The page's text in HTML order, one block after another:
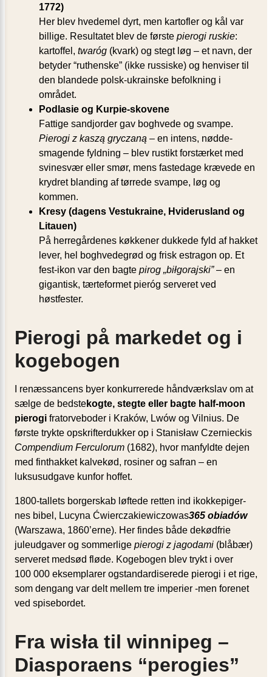
1772)
Her blev hvedemel dyrt, men kartofler og kål var
billige. Resultatet blev de første pierogi ruskie:
kartoffel, twaróg (kvark) og stegt løg – et navn, der
betyder “ruthenske” (ikke russiske) og henviser til
den blandede polsk-ukrainske befolkning i
området.
Podlasie og Kurpie-skovene
Fattige sandjorder gav boghvede og svampe.
Pierogi z kaszą gryczaną – en intens, nødde­
smagende fyldning – blev rustikt forstærket med
svinesvær eller smør, mens fastedage krævede en
krydret blanding af tørrede svampe, løg og
kommen.
Kresy (dagens Vest­ukraine, Hviderusland og
Litauen)
På herregårdenes køkkener dukkede fyld af hakket
lever, hel boghvedegrød og frisk estragon op. Et
fest-ikon var den bagte pirog „biłgorajski”– en
gigantisk, tærteformet pieróg serveret ved
høstfester.
Pierogi på markedet og i
kogebogen
I renæssancens byer konkurrerede håndværkslav om at
sælge de bedstekogte, stegte eller bagte half-moon
pierogi fratorve­boder i Kraków, Lwów og Vilnius. De
første trykte opskrifterdukker op i Stanisław Czernieckis
Compendium Ferculorum (1682), hvor manfyldte dejen
med finthakket kalvekød, rosiner og safran – en
luksusudgave kunfor hoffet.
1800-tallets borgerskab løftede retten ind ikokkepiger­
nes bibel, Lucyna Ćwierczakiewiczowas365 obiadów
(Warszawa, 1860’erne). Her findes både dekødfrie
juleudgaver og sommerlige pierogi z jagodami (blåbær)
serveret medsød fløde. Kogebogen blev trykt i over
100 000 eksemplarer ogstandardiserede pierogi i et rige,
som dengang var delt mellem tre imperier -men forenet
ved spisebordet.
Fra wisła til winnipeg –
Diasporaens “perogies”